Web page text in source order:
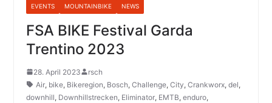
EVENTS MOUNTAINBIKE NEWS
FSA BIKE Festival Garda
Trentino 2023
28. April 2023
rsch
Air, bike, Bikeregion, Bosch, Challenge, City, Crankworx, del,
downhill, Downhillstrecken, Eliminator, EMTB, enduro,